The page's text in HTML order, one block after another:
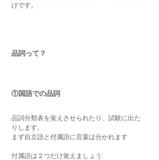
けです。
品詞って？
①国語での品詞
品詞分類表を覚えさせられたり、試験に出た
りします。
まず自立語と付属語に言葉は分かれます
付属語は２つだけ覚えましょう